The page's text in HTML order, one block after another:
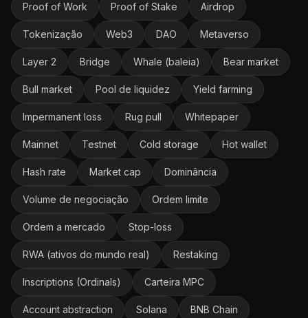
Proof of Work Proof of Stake Airdrop
Tokenização Web3 DAO Metaverso
Layer 2 Bridge Whale (baleia) Bear market
Bull market Pool de liquidez Yield farming
Impermanent loss Rug pull Whitepaper
Mainnet Testnet Cold storage Hot wallet
Hash rate Market cap Dominância
Volume de negociação Ordem limite
Ordem a mercado Stop-loss
RWA (ativos do mundo real) Restaking
Inscriptions (Ordinals) Carteira MPC
Account abstraction Solana BNB Chain